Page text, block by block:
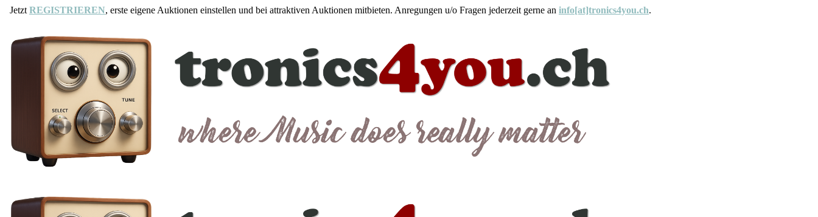
Jetzt REGISTRIEREN, erste eigene Auktionen einstellen und bei attraktiven Auktionen mitbieten. Anregungen u/o Fragen jederzeit gerne an info[at]tronics4you.ch.